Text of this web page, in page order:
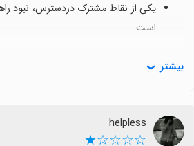
یکی از نقاط مشترک دردسترس، نبود
است.
پیشنهاد خط‌مشی برای توسعه
بیشتر
helpless
☆☆☆☆★